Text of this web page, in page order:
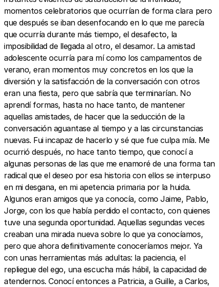
momentos celebratorios que ocurrían de forma clara pero
que después se iban desenfocando en lo que me parecía
que ocurría durante más tiempo, el desafecto, la
imposibilidad de llegada al otro, el desamor. La amistad
adolescente ocurría para mí como los campamentos de
verano, eran momentos muy concretos en los que la
diversión y la satisfacción de la conversación con otros
eran una fiesta, pero que sabría que terminarían. No
aprendí formas, hasta no hace tanto, de mantener
aquellas amistades, de hacer que la seducción de la
conversación aguantase al tiempo y a las circunstancias
nuevas. Fui incapaz de hacerlo y sé que fue culpa mía. Me
ocurrió después, no hace tanto tiempo, que conocí a
algunas personas de las que me enamoré de una forma tan
radical que el deseo por esa historia con ellos se interpuso
en mi desgana, en mi apetencia primaria por la huida.
Algunos eran amigos que ya conocía, como Jaime, Pablo,
Jorge, con los que había perdido el contacto, con quienes
tuve una segunda oportunidad. Aquellas segundas veces
creaban una mirada nueva sobre lo que ya conocíamos,
pero que ahora definitivamente conoceríamos mejor. Ya
con unas herramientas más adultas: la paciencia, el
repliegue del ego, una escucha más hábil, la capacidad de
atendernos. Conocí entonces a Patricia, a Guille, a Carlos,